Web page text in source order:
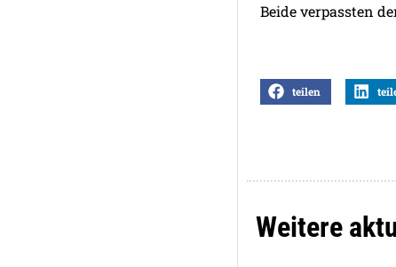
Beide verpassten
teilen
Weitere